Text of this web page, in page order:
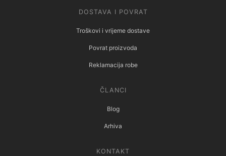
DOSTAVA I POVRAT
Troškovi i vrijeme dostave
Povrat proizvoda
Reklamacija robe
ČLANCI
Blog
Arhiva
KONTAKT